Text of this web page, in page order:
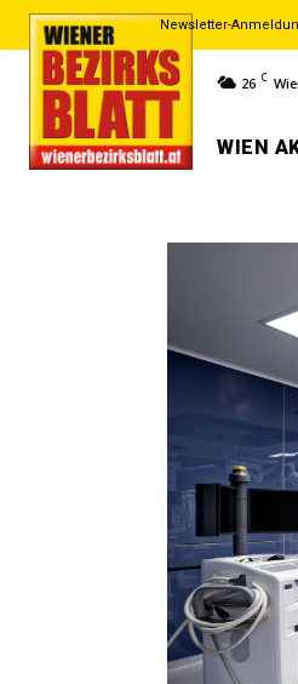
Newsletter-
26 C
WIEN